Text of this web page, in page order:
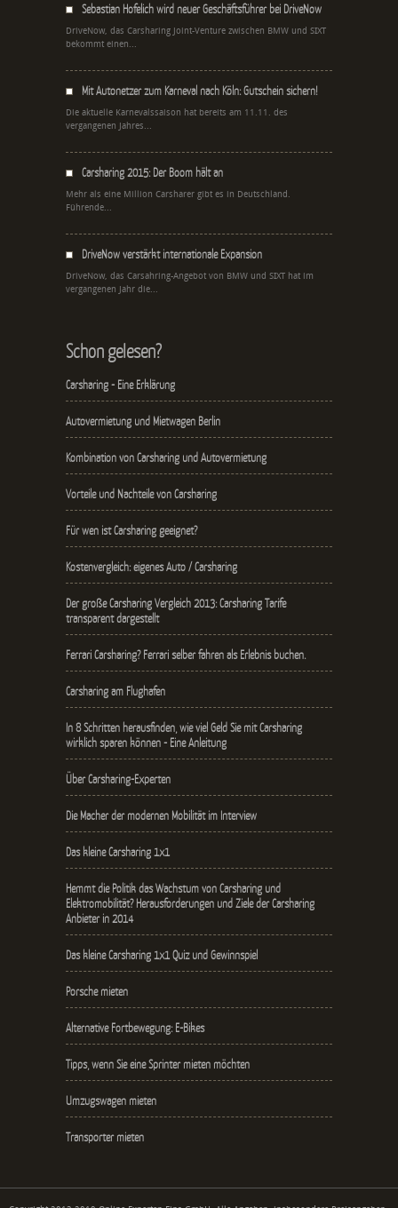
Sebastian Hofelich wird neuer Geschäftsführer bei DriveNow
DriveNow, das Carsharing Joint-Venture zwischen BMW und SIXT
bekommt einen...
Mit Autonetzer zum Karneval nach Köln: Gutschein sichern!
Die aktuelle Karnevalssaison hat bereits am 11.11. des
vergangenen Jahres...
Carsharing 2015: Der Boom hält an
Mehr als eine Million Carsharer gibt es in Deutschland.
Führende...
DriveNow verstärkt internationale Expansion
DriveNow, das Carsahring-Angebot von BMW und SIXT hat im
vergangenen Jahr die...
Schon gelesen?
Carsharing - Eine Erklärung
Autovermietung und Mietwagen Berlin
Kombination von Carsharing und Autovermietung
Vorteile und Nachteile von Carsharing
Für wen ist Carsharing geeignet?
Kostenvergleich: eigenes Auto / Carsharing
Der große Carsharing Vergleich 2013: Carsharing Tarife
transparent dargestellt
Ferrari Carsharing? Ferrari selber fahren als Erlebnis buchen.
Carsharing am Flughafen
In 8 Schritten herausfinden, wie viel Geld Sie mit Carsharing
wirklich sparen können - Eine Anleitung
Über Carsharing-Experten
Die Macher der modernen Mobilität im Interview
Das kleine Carsharing 1x1
Hemmt die Politik das Wachstum von Carsharing und
Elektromobilität? Herausforderungen und Ziele der Carsharing
Anbieter in 2014
Das kleine Carsharing 1x1 Quiz und Gewinnspiel
Porsche mieten
Alternative Fortbewegung: E-Bikes
Tipps, wenn Sie eine Sprinter mieten möchten
Umzugswagen mieten
Transporter mieten